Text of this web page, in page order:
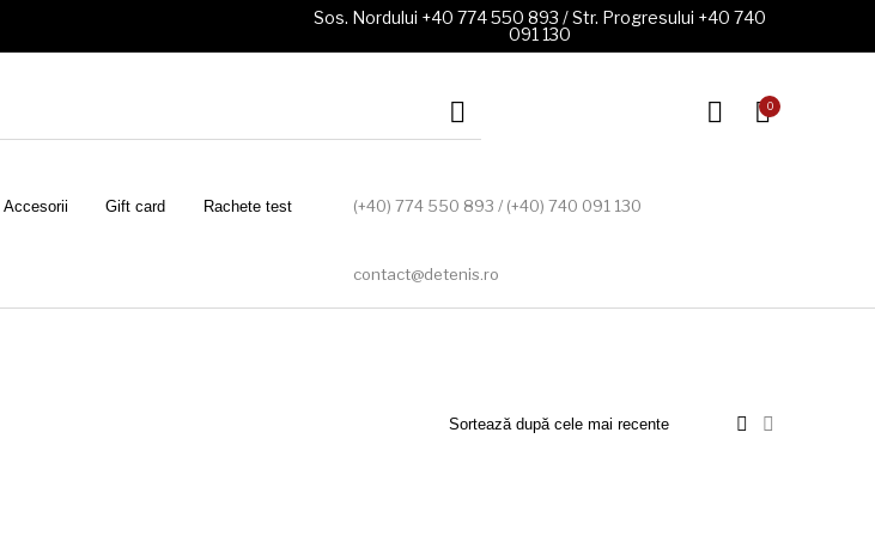
Sos. Nordului +40 774 550 893 / Str. Progresului +40 740
091 130
0
Accesorii Gift card Rachete test (+40) 774 550 893 / (+40) 740 091 130
contact@detenis.ro